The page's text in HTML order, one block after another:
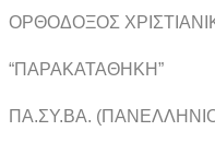
ΟΡΘΟΔΟΞΟΣ
“ΠΑΡΑΚΑΤΑΘΗΚΗ”
ΠΑ.ΣΥ.ΒΑ.